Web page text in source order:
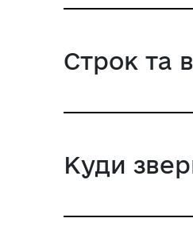
Строк та
Куди